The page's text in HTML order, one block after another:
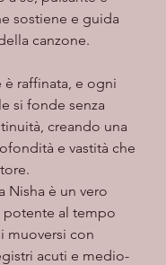
sostiene e guida
canzone.
si fonde senza
creando una
e vastità che
Nisha è un vero
al tempo
muoversi con
acuti e medio-